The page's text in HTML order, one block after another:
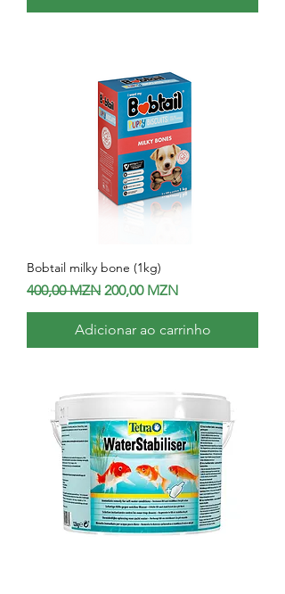
Bobtail milky bone (1kg)
Preço normal
400,00 MZN Preço promocional
200,00 MZN
Adicionar ao carrinho